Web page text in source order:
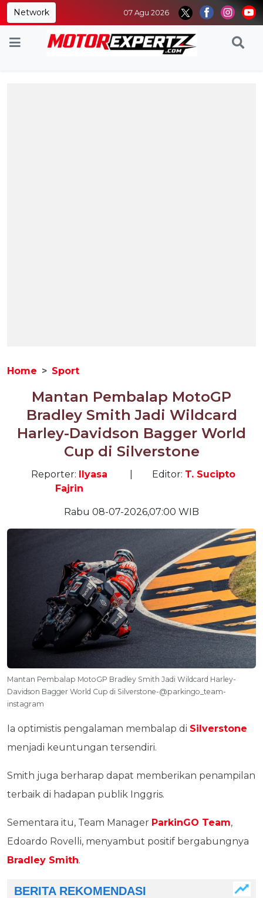
Network 07 Agu 2026
Home Sport
Mantan Pembalap MotoGP
Bradley Smith Jadi Wildcard
Harley-Davidson Bagger World
Cup di Silverstone
Reporter: Ilyasa
Fajrin
Editor: T. Sucipto
Rabu 08-07-2026,07:00 WIB
Mantan Pembalap MotoGP Bradley Smith Jadi Wildcard Harley-
Davidson Bagger World Cup di Silverstone-@parkingo_team-
instagram
Ia optimistis pengalaman membalap di Silverstone
menjadi keuntungan tersendiri.
Smith juga berharap dapat memberikan penampilan
terbaik di hadapan publik Inggris.
Sementara itu, Team Manager ParkinGO Team,
Edoardo Rovelli, menyambut positif bergabungnya
Bradley Smith.